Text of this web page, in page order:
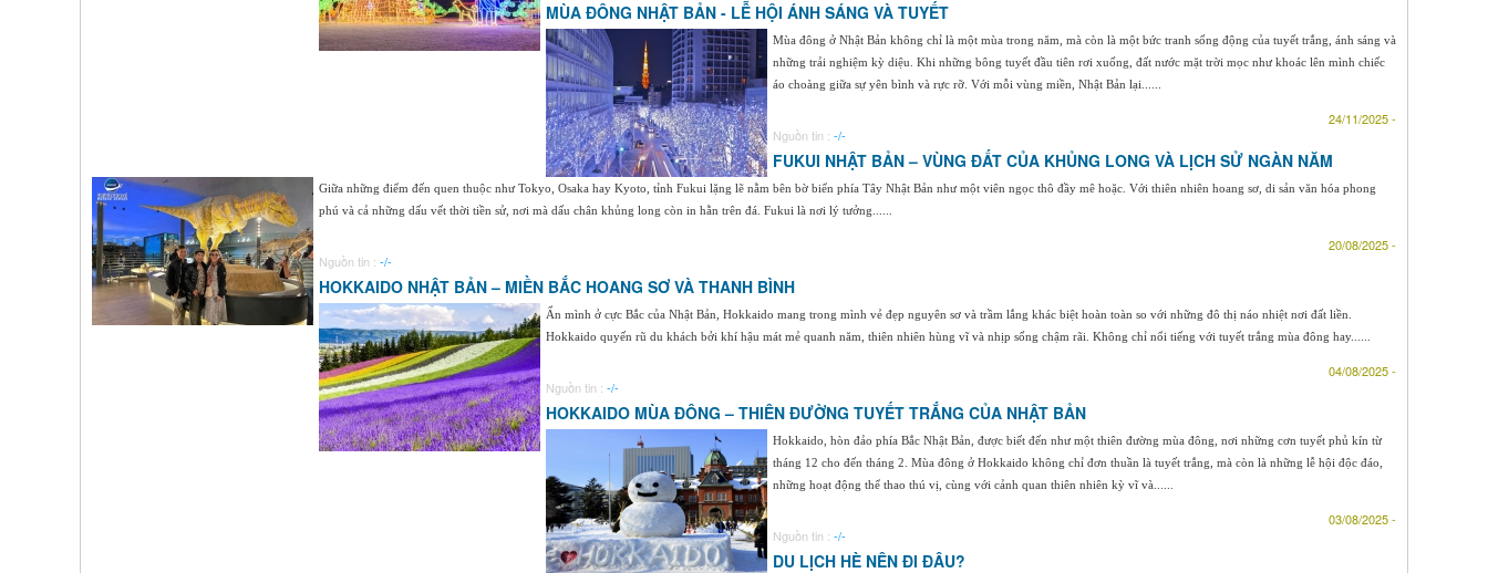
MÙA ĐÔNG NHẬT BẢN - LỄ HỘI ÁNH SÁNG VÀ TUYẾT
Mùa đông ở Nhật Bản không chỉ là một mùa trong năm, mà còn là một bức tranh sống động của tuyết trắng, ánh sáng và
những trải nghiệm kỳ diệu. Khi những bông tuyết đầu tiên rơi xuống, đất nước mặt trời mọc như khoác lên mình chiếc
áo choàng giữa sự yên bình và rực rỡ. Với mỗi vùng miền, Nhật Bản lại......
24/11/2025 -
Nguồn tin : -/-
FUKUI NHẬT BẢN – VÙNG ĐẤT CỦA KHỦNG LONG VÀ LỊCH SỬ NGÀN NĂM
Giữa những điểm đến quen thuộc như Tokyo, Osaka hay Kyoto, tỉnh Fukui lặng lẽ nằm bên bờ biển phía Tây Nhật Bản như một viên ngọc thô đầy mê hoặc. Với thiên nhiên hoang sơ, di sản văn hóa phong
phú và cả những dấu vết thời tiền sử, nơi mà dấu chân khủng long còn in hằn trên đá. Fukui là nơi lý tưởng......
20/08/2025 -
Nguồn tin : -/-
HOKKAIDO NHẬT BẢN – MIỀN BẮC HOANG SƠ VÀ THANH BÌNH
Ẩn mình ở cực Bắc của Nhật Bản, Hokkaido mang trong mình vẻ đẹp nguyên sơ và trầm lắng khác biệt hoàn toàn so với những đô thị náo nhiệt nơi đất liền.
Hokkaido quyến rũ du khách bởi khí hậu mát mẻ quanh năm, thiên nhiên hùng vĩ và nhịp sống chậm rãi. Không chỉ nổi tiếng với tuyết trắng mùa đông hay......
04/08/2025 -
Nguồn tin : -/-
HOKKAIDO MÙA ĐÔNG – THIÊN ĐƯỜNG TUYẾT TRẮNG CỦA NHẬT BẢN
Hokkaido, hòn đảo phía Bắc Nhật Bản, được biết đến như một thiên đường mùa đông, nơi những cơn tuyết phủ kín từ
tháng 12 cho đến tháng 2. Mùa đông ở Hokkaido không chỉ đơn thuần là tuyết trắng, mà còn là những lễ hội độc đáo,
những hoạt động thể thao thú vị, cùng với cảnh quan thiên nhiên kỳ vĩ và......
03/08/2025 -
Nguồn tin : -/-
DU LỊCH HÈ NÊN ĐI ĐÂU?